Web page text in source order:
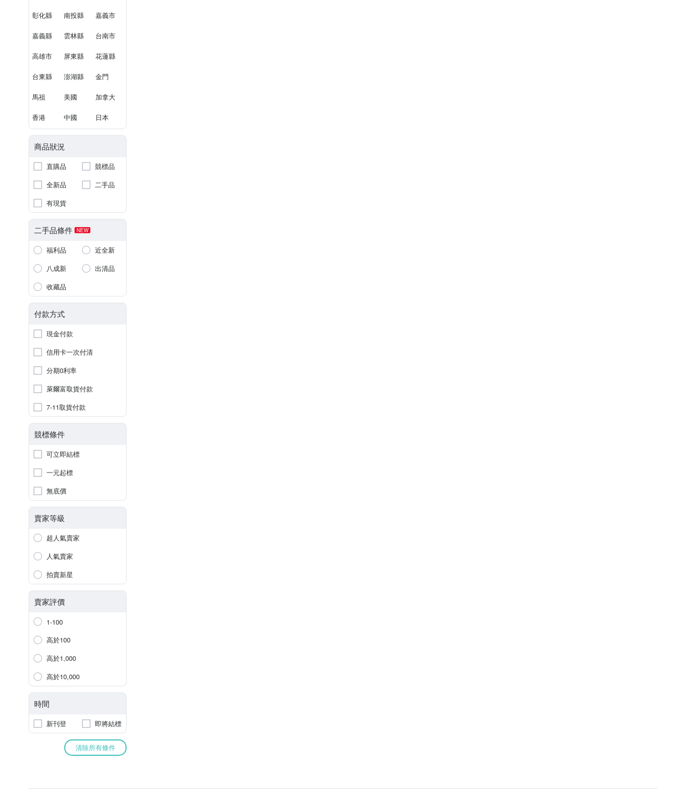
彰化縣 南投縣 嘉義市
嘉義縣 雲林縣 台南市
高雄市 屏東縣 花蓮縣
台東縣 澎湖縣 金門
馬祖 美國 加拿大
香港 中國 日本
商品狀況
直購品
競標品
全新品
二手品
有現貨
二手品條件 NEW
福利品
近全新
八成新
出清品
收藏品
付款方式
現金付款
信用卡一次付清
分期0利率
萊爾富取貨付款
7-11取貨付款
競標條件
可立即結標
一元起標
無底價
賣家等級
超人氣賣家
人氣賣家
拍賣新星
賣家評價
1-100
高於100
高於1,000
高於10,000
時間
新刊登 即將結標
清除所有條件